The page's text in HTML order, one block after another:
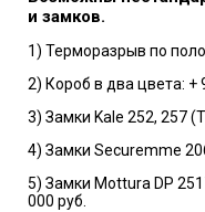
и замков.
1) Терморазрыв по
2) Короб в два цвета: +
3) Замки Kale 252, 257
4) Замки Securemme
5) Замки Mottura DP
000 руб.